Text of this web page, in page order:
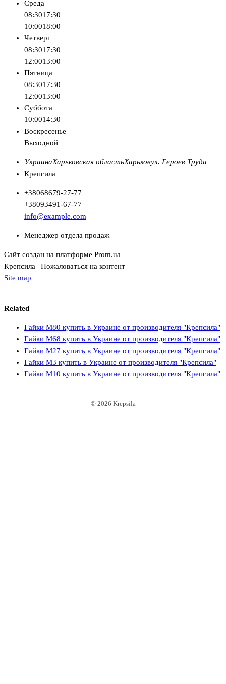
Среда
08:3017:30
10:0018:00
Четверг
08:3017:30
12:0013:00
Пятница
08:3017:30
12:0013:00
Суббота
10:0014:30
Воскресенье
Выходной
УкраинаХарьковская областьХарьковул. Героев Труда
Крепсила
+38068679-27-77
+38093491-67-77
info@example.com
Менеджер отдела продаж
Сайт создан на платформе Prom.ua
Крепсила | Пожаловаться на контент
Site map
Related
Гайки М80 купить в Украине от производителя "Крепсила"
Гайки М68 купить в Украине от производителя "Крепсила"
Гайки М27 купить в Украине от производителя "Крепсила"
Гайки М3 купить в Украине от производителя "Крепсила"
Гайки М10 купить в Украине от производителя "Крепсила"
© 2026 Krepsila